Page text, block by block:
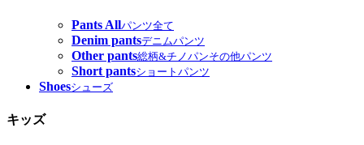
Pants Allパンツ全て
Denim pantsデニムパンツ
Other pants総柄&チノパンその他パンツ
Short pantsショートパンツ
Shoesシューズ
キッズ